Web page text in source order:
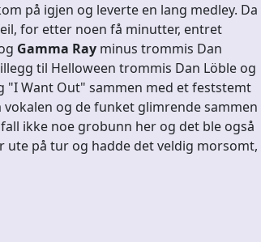
på igjen og leverte en lang medley. Da
for etter noen få minutter, entret
Gamma Ray minus trommis Dan
til Helloween trommis Dan Löble og
Want Out" sammen med et feststemt
og de funket glimrende sammen
ikke noe grobunn her og det ble også
ute på tur og hadde det veldig morsomt,